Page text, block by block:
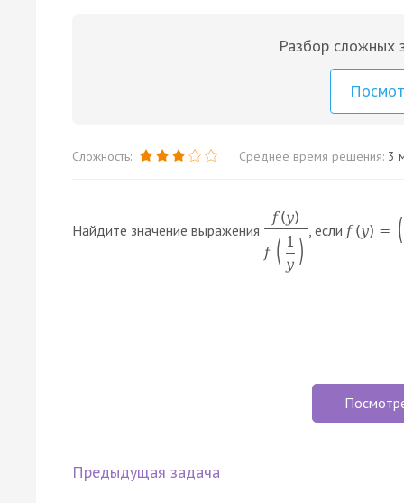
Разбор сложных
Сложность: Среднее время решения: 3
Найдите значение выражения
f (y)
f ( 1
y )
, если f (y) = (
Предыдущая задача